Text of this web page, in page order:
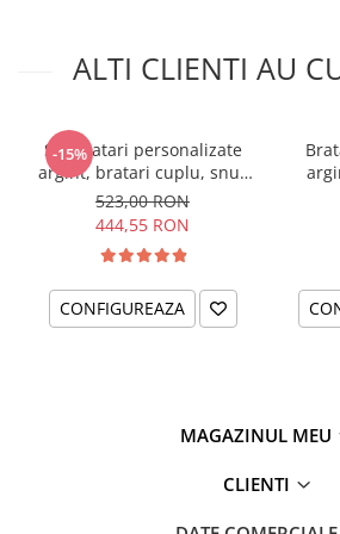
New Beginning+
cristal
DIMENSIUNI PANDANTIV: 11 mm
MATERIAL SNUR: textil, 1mm
DIMENSIUNE BRATARA: bratara are
ALTI CLIENTI AU
-15%
Set bratari personalizate
argint, bratari cuplu, snur
impletit piele naturala
523,00 RON
444,55 RON
CONFIGUREAZA
MAGAZINUL MEU
CLIENTI